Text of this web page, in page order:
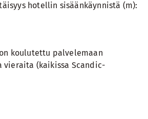
hotellin sisäänkäynnistä (m):
koulutettu palvelemaan
(kaikissa Scandic-